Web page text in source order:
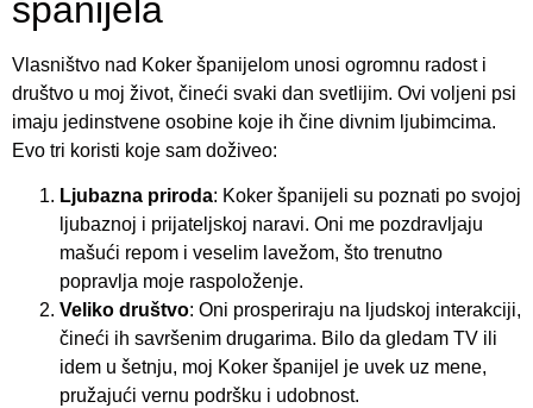
španijela
Vlasništvo nad Koker španijelom unosi ogromnu radost i
društvo u moj život, čineći svaki dan svetlijim. Ovi voljeni psi
imaju jedinstvene osobine koje ih čine divnim ljubimcima.
Evo tri koristi koje sam doživeo:
Ljubazna priroda: Koker španijeli su poznati po svojoj
ljubaznoj i prijateljskoj naravi. Oni me pozdravljaju
mašući repom i veselim lavežom, što trenutno
popravlja moje raspoloženje.
Veliko društvo: Oni prosperiraju na ljudskoj interakciji,
čineći ih savršenim drugarima. Bilo da gledam TV ili
idem u šetnju, moj Koker španijel je uvek uz mene,
pružajući vernu podršku i udobnost.